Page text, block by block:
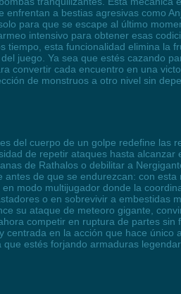
a bestias agresivas como
para que se escape al último
intensivo para obtener esas
esta funcionalidad elimina la
juego. Ya sea que estés cazando
convertir cada encuentro en una
de monstruos a otro nivel sin
del cuerpo de un golpe redefine
de repetir ataques hasta
de Rathalos o debilitar a
de que se endurezcan: con
modo multijugador donde la
o en sobrevivir a embestidas
su ataque de meteoro gigante,
competir en ruptura de partes
en la acción que hace
estés forjando armaduras